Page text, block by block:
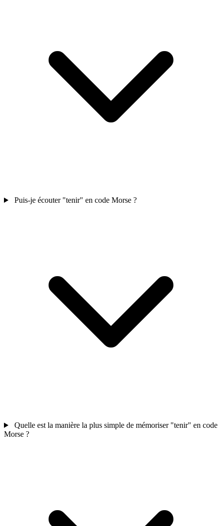
Puis-je écouter "tenir" en code Morse ?
Quelle est la manière la plus simple de mémoriser "tenir" en code
Morse ?